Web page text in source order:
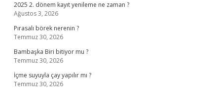
2025 2. dönem kayıt yenileme ne zaman ?
Ağustos 3, 2026
Pırasalı börek nerenin ?
Temmuz 30, 2026
Bambaşka Biri bitiyor mu ?
Temmuz 30, 2026
İçme suyuyla çay yapılır mı ?
Temmuz 30, 2026